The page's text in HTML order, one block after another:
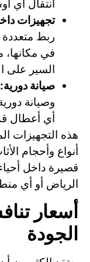
انتقال أي
تجهيزات
ربط
في مكانها،
السير على
صيانة دورية:
وصيانة
أي أعطال
هذه التجهيزات
أنواع وأحجام
قصيرة داخل
الرياض أو أي
أسعار
الجودة